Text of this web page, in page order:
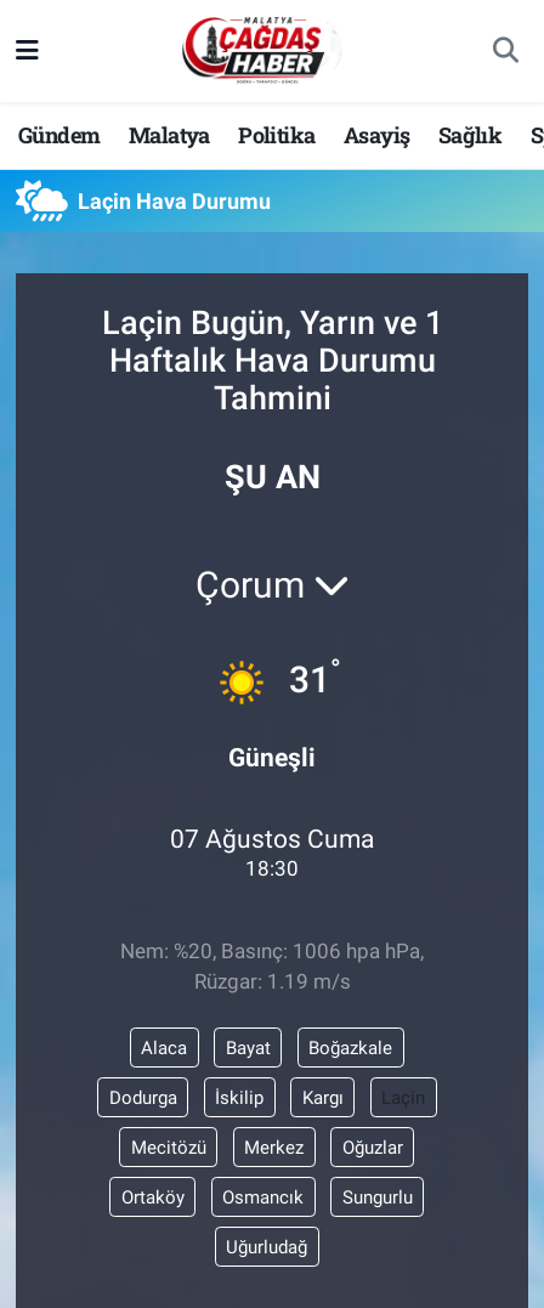
Gündem Malatya Politika Asayiş Sağlık
Laçin Hava Durumu
Laçin Bugün, Yarın ve 1
Haftalık Hava Durumu
Tahmini
ŞU AN
Çorum
31 °
Güneşli
07 Ağustos Cuma
18:30
Nem: %20, Basınç: 1006 hpa hPa,
Rüzgar: 1.19 m/s
Alaca Bayat Boğazkale
Dodurga İskilip Kargı Laçin
Mecitözü Merkez Oğuzlar
Ortaköy Osmancık Sungurlu
Uğurludağ
Hava Durumu
Malatya Namaz Vakitleri
Trafik Durumu
Süper Lig Puan Durumu ve Fikstür
Son Dakika Haberleri